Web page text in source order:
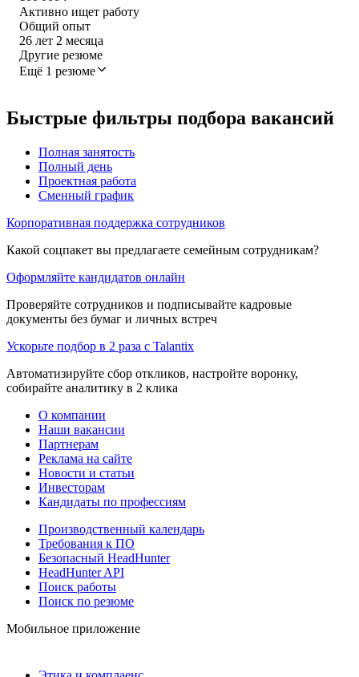
Активно ищет работу
Общий опыт
26 лет 2 месяца
Другие резюме
Ещё 1 резюме
Быстрые фильтры подбора вакансий
Полная занятость
Полный день
Проектная работа
Сменный график
Корпоративная поддержка сотрудников
Какой соцпакет вы предлагаете семейным сотрудникам?
Оформляйте кандидатов онлайн
Проверяйте сотрудников и подписывайте кадровые
документы без бумаг и личных встреч
Ускорьте подбор в 2 раза с Talantix
Автоматизируйте сбор откликов, настройте воронку,
собирайте аналитику в 2 клика
О компании
Наши вакансии
Партнерам
Реклама на сайте
Новости и статьи
Инвесторам
Кандидаты по профессиям
Производственный календарь
Требования к ПО
Безопасный HeadHunter
HeadHunter API
Поиск работы
Поиск по резюме
Мобильное приложение